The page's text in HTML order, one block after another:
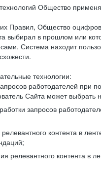
Общество
Правил, Общество
выбирал в прошлом или
Система находит
технологии:
работодателей при
Сайта может
запросов
контента в
релевантного контента в